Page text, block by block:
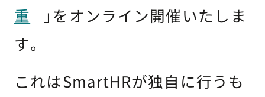
重
」をオンライン開催いたしま
す。
これはSmartHRが独自に行うも